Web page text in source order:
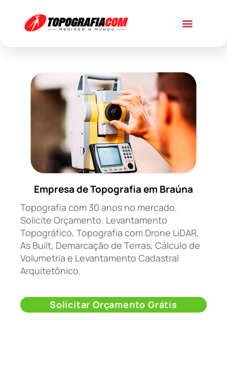
Empresa de Topografia em Braúna
Topografia com 30 anos no mercado.
Solicite Orçamento. Levantamento
Topográfico, Topografia com Drone LiDAR,
As Built, Demarcação de Terras, Cálculo de
Volumetria e Levantamento Cadastral
Arquitetônico.
Solicitar Orçamento Grátis